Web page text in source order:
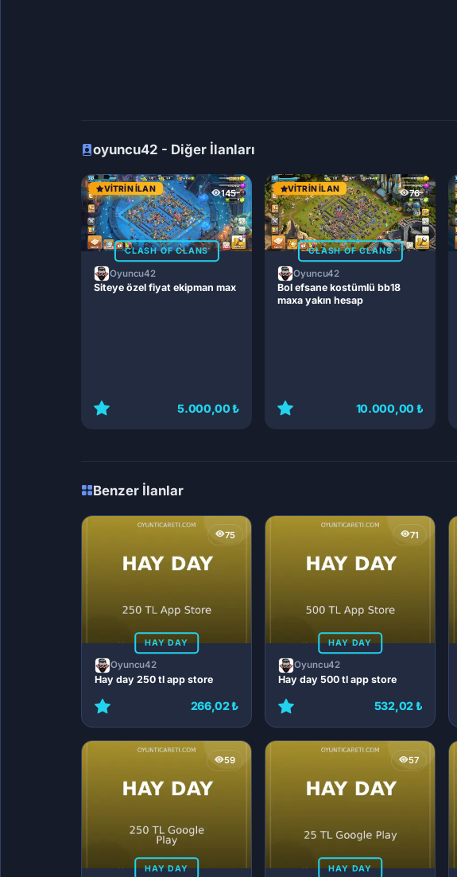
oyuncu42 - Diğer İlanları
145
VITRIN İLAN
CLASH OF CLANS
Oyuncu42
Siteye özel fiyat ekipman max
5.000,00 ₺
76
VITRIN İLAN
CLASH OF CLANS
Oyuncu42
Bol efsane kostümlü bb18
maxa yakın hesap
10.000,00 ₺
Benzer İlanlar
75
HAY DAY
Oyuncu42
Hay day 250 tl app store
266,02 ₺
71
HAY DAY
Oyuncu42
Hay day 500 tl app store
532,02 ₺
59
HAY DAY
57
HAY DAY